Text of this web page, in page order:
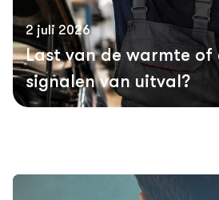
Last van de warmte of
signalen van uitval?
2 juli 2026